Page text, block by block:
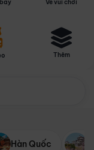
Vé vui chơi
Thêm
Hàn Quốc